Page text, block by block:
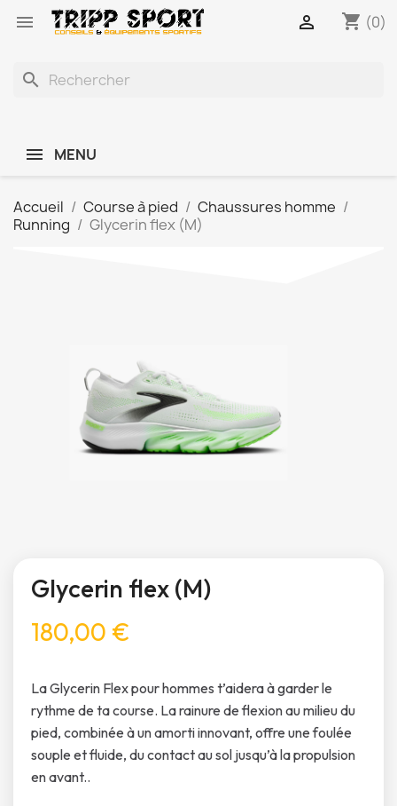
 shopping_cart (0)

search
MENU
Accueil Course à pied
Chaussures homme
Running
Glycerin flex (M)
Glycerin flex (M)
180,00 €
La Glycerin Flex pour hommes t’aidera à garder le
rythme de ta course. La rainure de flexion au milieu du
pied, combinée à un amorti innovant, offre une foulée
souple et fluide, du contact au sol jusqu’à la propulsion
en avant..